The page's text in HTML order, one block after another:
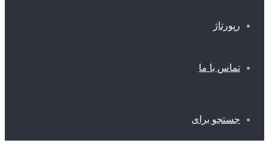
رپورتاژ
تماس با ما
جستجو برای